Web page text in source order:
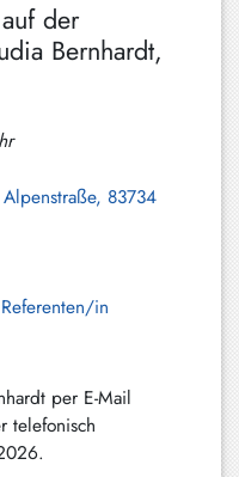
der
Bernhardt,
Alpenstraße, 83734
in
per E-Mail
telefonisch